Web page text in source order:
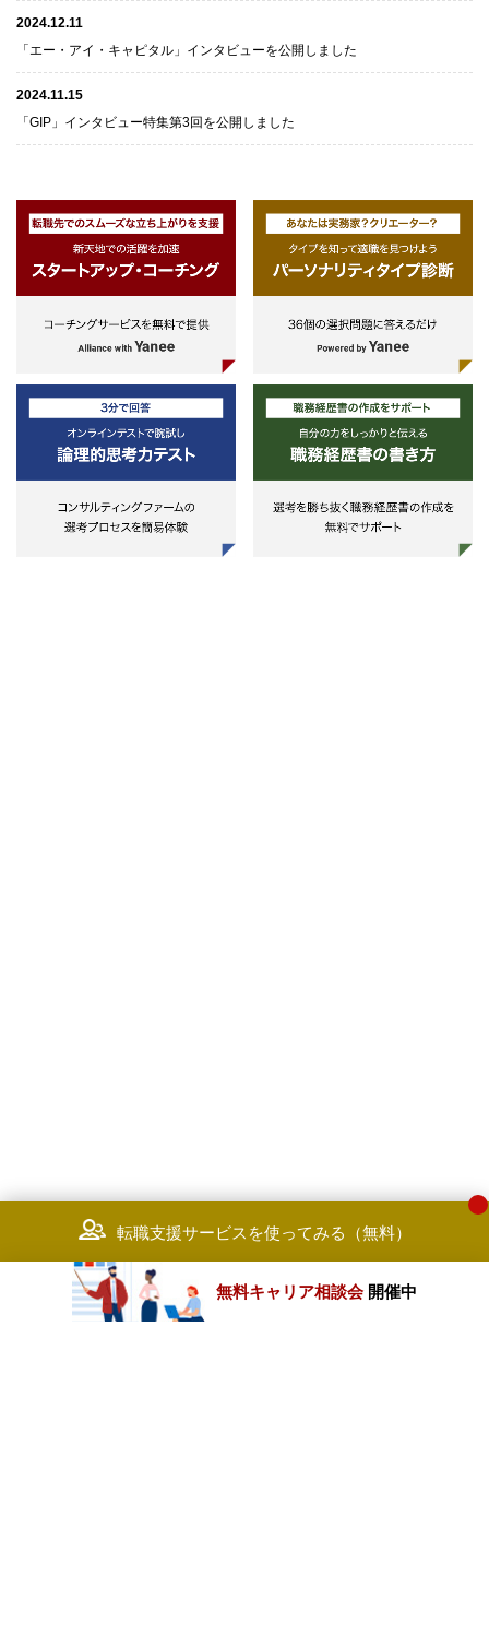
2024.12.11
「エー・アイ・キャピタル」インタビューを公開しました
2024.11.15
「GIP」インタビュー特集第3回を公開しました
転職支援サービスを使ってみる（無料）
無料キャリア相談会 開催中